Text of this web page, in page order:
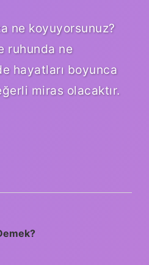
ne koyuyorsunuz?
ruhunda ne
hayatları boyunca
miras olacaktır.